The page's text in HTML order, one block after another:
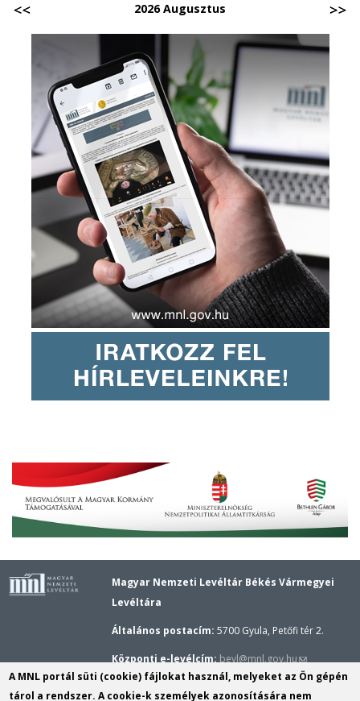
2026 Augusztus
Magyar Nemzeti Levéltár Békés Vármegyei
Levéltára
Általános postacím: 5700 Gyula, Petőfi tér 2.
Központi e-levélcím: bevl@mnl.gov.hu(link
sends
e-
Gyulai épület központi telefonszáma:
(+36–66)
A MNL portál süti (cookie) fájlokat használ, melyeket az Ön gépén
tárol a rendszer. A cookie-k személyek azonosítására nem